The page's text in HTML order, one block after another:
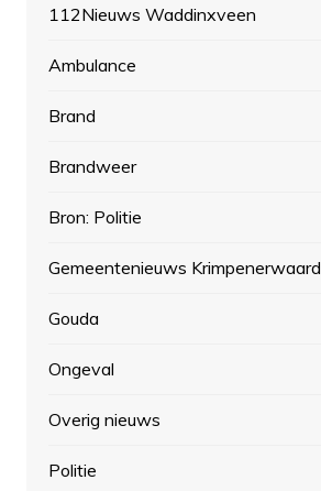
112Nieuws Waddinxveen
Ambulance
Brand
Brandweer
Bron: Politie
Gemeentenieuws Krimpenerwaard
Gouda
Ongeval
Overig nieuws
Politie